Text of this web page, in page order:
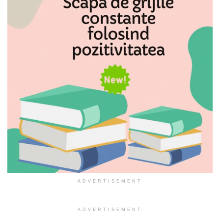
ADVERTISEMENT
ADVERTISEMENT